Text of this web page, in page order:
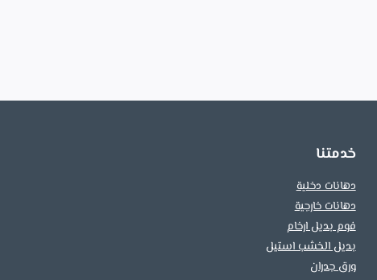
خدمتنا
دهانات دخلية
دهانات خارجية
فوم بديل ارخام
بديل الخشب استيل
ورق جدران